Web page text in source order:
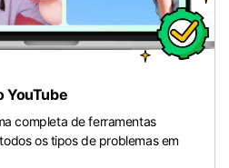
YouTube
completa de ferramentas
os tipos de problemas em